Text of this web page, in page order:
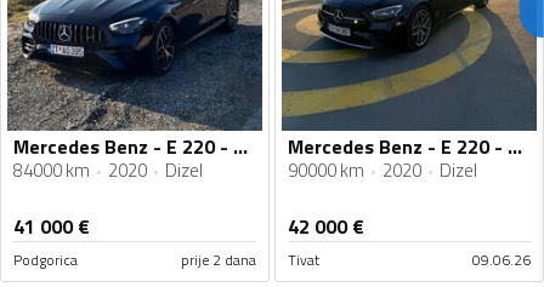
Mercedes Benz - E 220 - E220d 4matic
84000 km 2020 Dizel
41 000€
Podgorica prije 2 dana
Mercedes Benz - E 220 - E 220d
90000 km 2020 Dizel
42 000€
Tivat 09.06.26